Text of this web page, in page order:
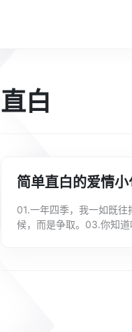
直白
简单直白的爱情小
01.一年四季，我一如既
候，而是争取。03.你知